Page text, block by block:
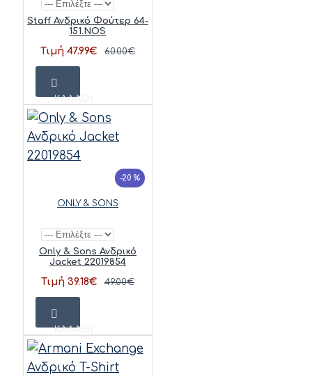
Staff Ανδρικό Φούτερ 64-
151.NOS
Τιμή 47.99€ 60.00€
ΚΑΛΆΘΙ
-20 %
ONLY & SONS
Only & Sons Ανδρικό
Jacket 22019854
Τιμή 39.18€ 49.00€
ΚΑΛΆΘΙ